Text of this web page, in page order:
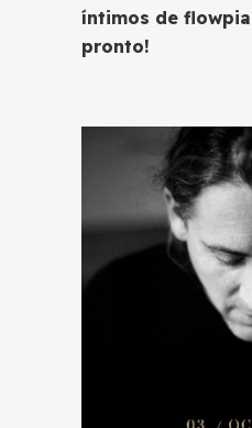
íntimos de
pronto!
CONCIERTO